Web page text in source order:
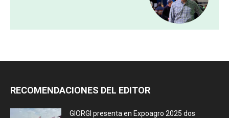
RECOMENDACIONES DEL EDITOR
GIORGI presenta en Expoagro 2025 dos